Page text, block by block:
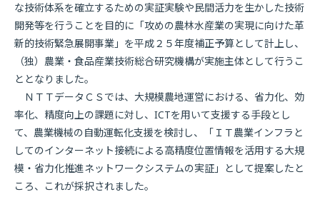
な技術体系を確立するための実証実験や民間活力を生かした技術
開発等を行うことを目的に「攻めの農林水産業の実現に向けた革
新的技術緊急展開事業」を平成２５年度補正予算として計上し、
（独）農業・食品産業技術総合研究機構が実施主体として行うこ
ととなりました。
ＮＴＴデータＣＳでは、大規模農地運営における、省力化、効
率化、精度向上の課題に対し、ICTを用いて支援する手段とし
て、農業機械の自動運転化支援を検討し、「ＩＴ農業インフラと
してのインターネット接続による高精度位置情報を活用する大規
模・省力化推進ネットワークシステムの実証」として提案したと
ころ、これが採択されました。